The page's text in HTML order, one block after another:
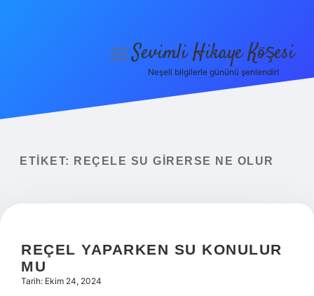
Yasal Uyarı
menüyüSevimli Hikaye Köşesi
Neşeli bilgilerle gününü şenlendir!
ETIKET: REÇELE SU GIRERSE NE OLUR
REÇEL YAPARKEN SU KONULUR
MU
Tarih: Ekim 24, 2024